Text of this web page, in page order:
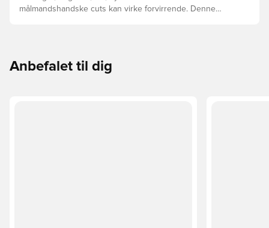
målmandshandske cuts kan virke forvirrende. Denne
Anbefalet til dig